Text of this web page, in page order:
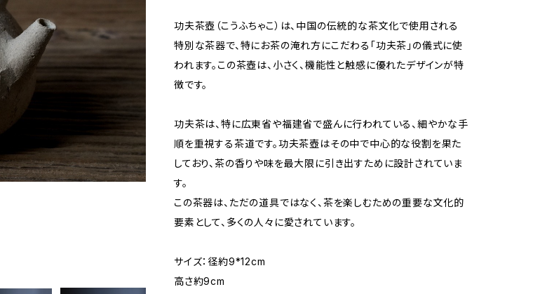
功夫茶壺（こうふちゃこ）は、中国の伝統的な茶文化で使用される
特別な茶器で、特にお茶の淹れ方にこだわる「功夫茶」の儀式に使
われます。この茶壺は、小さく、機能性と触感に優れたデザインが特
徴です。
功夫茶は、特に広東省や福建省で盛んに行われている、細やかな手
順を重視する茶道です。功夫茶壺はその中で中心的な役割を果た
しており、茶の香りや味を最大限に引き出すために設計されていま
す。
この茶器は、ただの道具ではなく、茶を楽しむための重要な文化的
要素として、多くの人々に愛されています。
サイズ：径約9*12cm
高さ約9cm